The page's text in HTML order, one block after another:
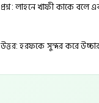
প্রশ্ন: লাহনে খাফী কাকে বলে
উত্তর: হরফকে সুন্দর করে